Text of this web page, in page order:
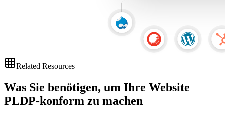
Related Resources
Was Sie benötigen, um Ihre Website
PLDP-konform zu machen